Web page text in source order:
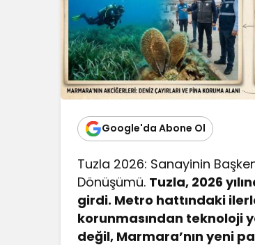
Google'da Abone Ol
Tuzla 2026: Sanayinin
Dönüşümü. Tuzla, 2026
girdi. Metro hattındaki
korunmasından teknoloji
değil, Marmara’nın yeni